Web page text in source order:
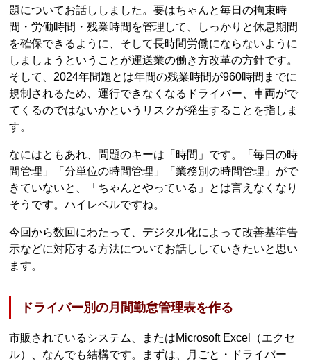
題についてお話ししました。要はちゃんと毎日の拘束時
間・労働時間・残業時間を管理して、しっかりと休息期間
を確保できるように、そして長時間労働にならないように
しましょうということが運送業の働き方改革の方針です。
そして、2024年問題とは年間の残業時間が960時間までに
規制されるため、運行できなくなるドライバー、車両がで
てくるのではないかというリスクが発生することを指しま
す。
なにはともあれ、問題のキーは「時間」です。「毎日の時
間管理」「分単位の時間管理」「業務別の時間管理」がで
きていないと、「ちゃんとやっている」とは言えなくなり
そうです。ハイレベルですね。
今回から数回にわたって、デジタル化によって改善基準告
示などに対応する方法についてお話ししていきたいと思い
ます。
ドライバー別の月間勤怠管理表を作る
市販されているシステム、またはMicrosoft Excel（エクセ
ル）、なんでも結構です。まずは、月ごと・ドライバー